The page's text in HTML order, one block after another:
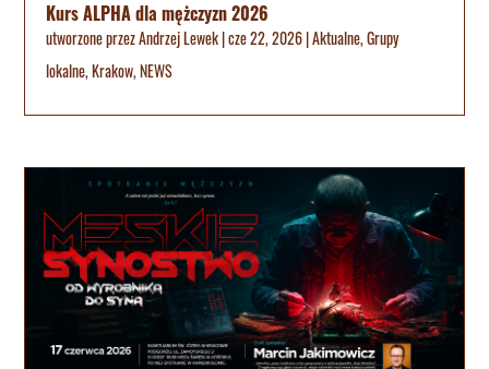
Kurs ALPHA dla mężczyzn 2026
utworzone przezAndrzej Lewek|cze 22, 2026|Aktualne,Grupy
lokalne,Krakow,NEWS